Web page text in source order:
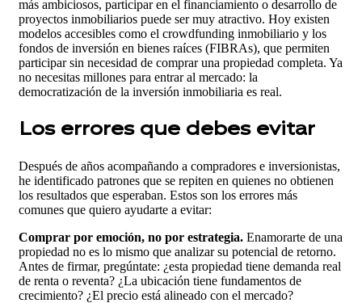
más ambiciosos, participar en el financiamiento o desarrollo de
proyectos inmobiliarios puede ser muy atractivo. Hoy existen
modelos accesibles como el crowdfunding inmobiliario y los
fondos de inversión en bienes raíces (FIBRAs), que permiten
participar sin necesidad de comprar una propiedad completa. Ya
no necesitas millones para entrar al mercado: la
democratización de la inversión inmobiliaria es real.
Los errores que debes evitar
Después de años acompañando a compradores e inversionistas,
he identificado patrones que se repiten en quienes no obtienen
los resultados que esperaban. Estos son los errores más
comunes que quiero ayudarte a evitar:
Comprar por emoción, no por estrategia. Enamorarte de una
propiedad no es lo mismo que analizar su potencial de retorno.
Antes de firmar, pregúntate: ¿esta propiedad tiene demanda real
de renta o reventa? ¿La ubicación tiene fundamentos de
crecimiento? ¿El precio está alineado con el mercado?